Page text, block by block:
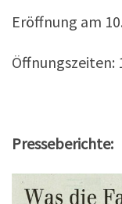
Eröffnung am
Öffnungszeiten:
Presseberichte: